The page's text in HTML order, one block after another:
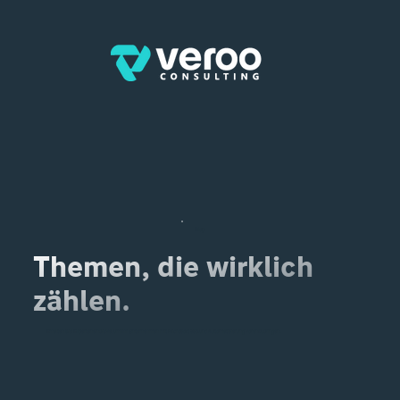
Themen, die wirklich
zählen.